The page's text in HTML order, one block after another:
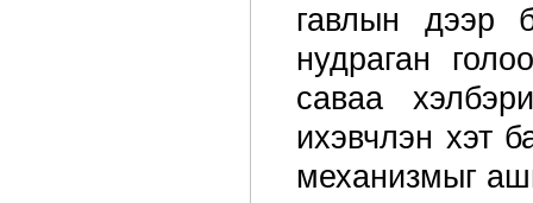
гавлын дээр
нудраган
саваа
ихэвчлэн хэт
механизмыг